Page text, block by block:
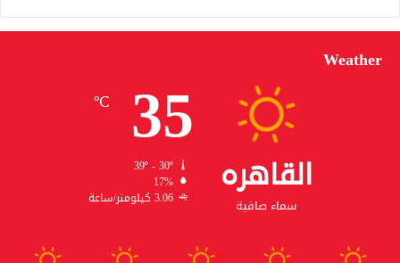
Weather
القاهره
سماء صافية
35
℃
39º - 30º
17%
3.06 كيلومتر/ساعة